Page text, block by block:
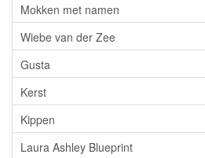
Mokken met namen
Wiebe van der Zee
Gusta
Kerst
Kippen
Laura Ashley Blueprint